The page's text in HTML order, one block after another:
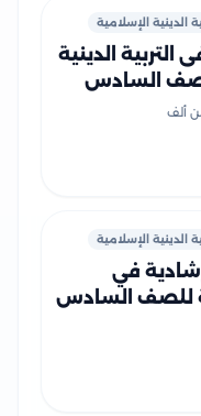
الدينية الإسلامية
التربية الدينية
السادس
ألف
الدينية الإسلامية
في
للصف السادس
الثاني من سلاح